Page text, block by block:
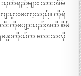
တ်ရည်များ သားအိမ်
ကျသွားတော့သည်။ ကိုရဲ
းကိုပျော့သည်အထိ စိမ်
ခန္ဓာကိုယ်က လေးသလို